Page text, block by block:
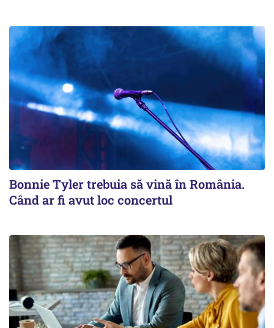
Bonnie Tyler trebuia să vină în România.
Când ar fi avut loc concertul